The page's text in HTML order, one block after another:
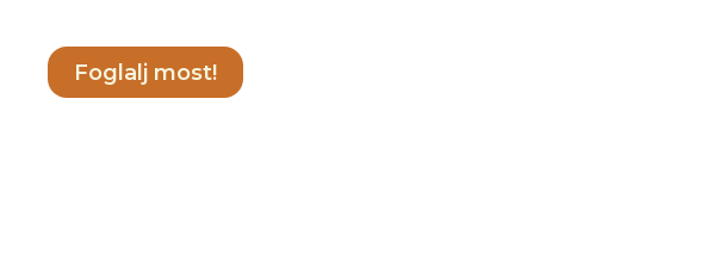
Foglalj most!